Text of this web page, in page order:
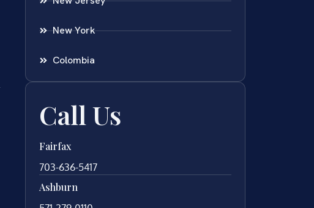
New York
Colombia
Call Us
Fairfax
703-636-5417
Ashburn